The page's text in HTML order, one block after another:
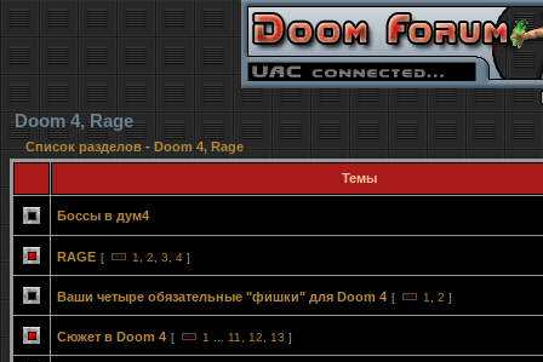
Doom 4, Rage
Список разделов - Doom 4, Rage
Темы
Боссы в дум4
RAGE [ 1 2 3 4 ]
Ваши четыре обязательные "фишки" для Doom 4 [ 1 2 ]
Сюжет в Doom 4 [ 1 11 12 13 ]